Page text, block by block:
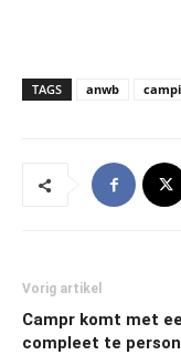
TAGS anwb
Vorig artikel
Campr komt met
compleet te